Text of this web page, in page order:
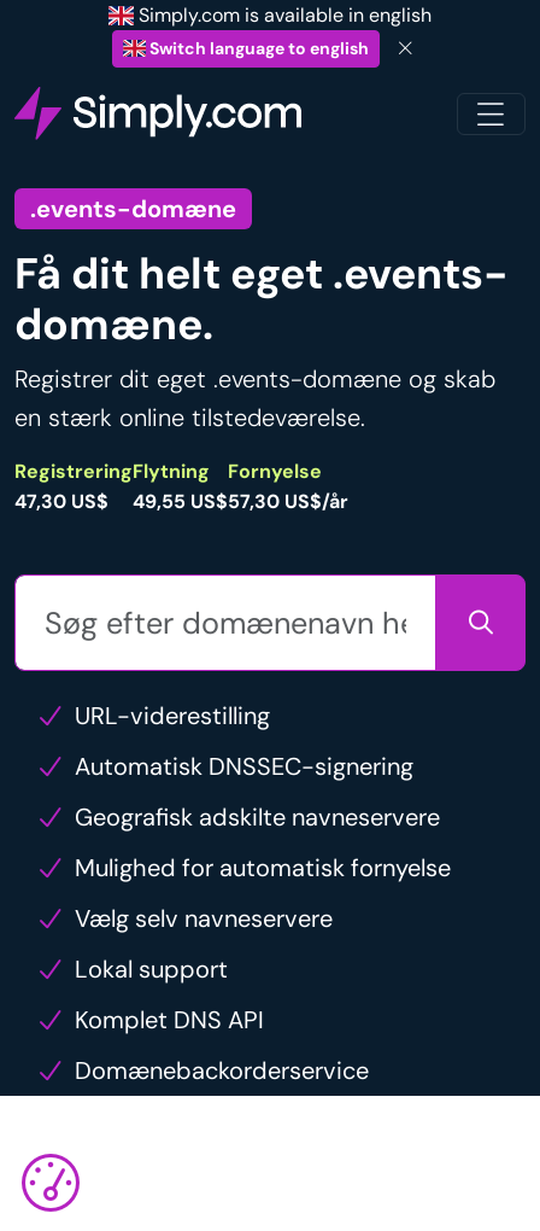
Simply.com is available in english
Switch language to english
.events-domæne
Få dit helt eget .events-
domæne.
Registrer dit eget .events-domæne og skab
en stærk online tilstedeværelse.
Registrering
47,30 US$
Flytning
49,55 US$
Fornyelse
57,30 US$/år
URL-viderestilling
Automatisk DNSSEC-signering
Geografisk adskilte navneservere
Mulighed for automatisk fornyelse
Vælg selv navneservere
Lokal support
Komplet DNS API
Domænebackorderservice